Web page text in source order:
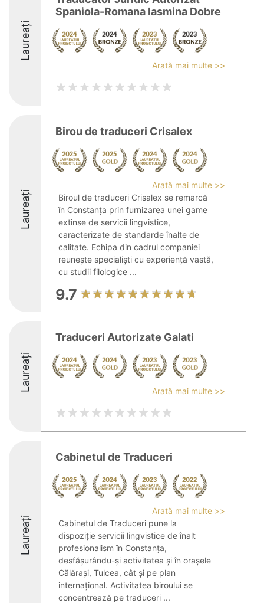
Laureați
Spaniola-Romana Iasmina Dobre
Arată mai multe >>
Laureați
Birou de traduceri Crisalex
Arată mai multe >>
Biroul de traduceri Crisalex se remarcă
în Constanța prin furnizarea unei game
extinse de servicii lingvistice,
caracterizate de standarde înalte de
calitate. Echipa din cadrul companiei
reunește specialiști cu experiență vastă,
cu studii filologice ...
9.7
Laureați
Traduceri Autorizate Galati
Arată mai multe >>
Laureați
Cabinetul de Traduceri
Arată mai multe >>
Cabinetul de Traduceri pune la
dispoziție servicii lingvistice de înalt
profesionalism în Constanța,
desfășurându-și activitatea și în orașele
Călărași, Tulcea, cât și pe plan
internațional. Activitatea biroului se
concentrează pe traduceri ...